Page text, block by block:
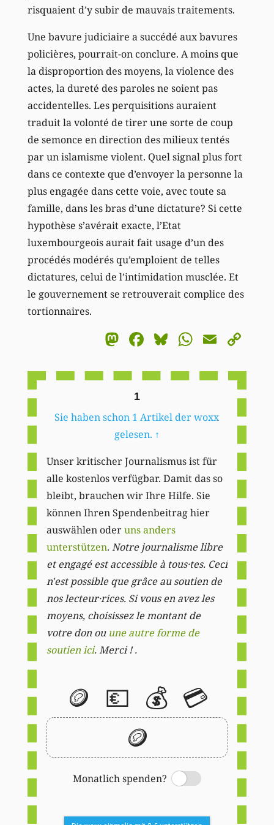
risquaient d’y subir de mauvais traitements.
Une bavure judiciaire a succédé aux bavures
policières, pourrait-on conclure. A moins que
la disproportion des moyens, la violence des
actes, la dureté des paroles ne soient pas
accidentelles. Les perquisitions auraient
traduit la volonté de tirer une sorte de coup
de semonce en direction des milieux tentés
par un islamisme violent. Quel signal plus fort
dans ce contexte que d’envoyer la personne la
plus engagée dans cette voie, avec toute sa
famille, dans les bras d’une dictature? Si cette
hypothèse s’avérait exacte, l’Etat
luxembourgeois aurait fait usage d’un des
procédés modérés qu’emploient de telles
dictatures, celui de l’intimidation musclée. Et
le gouvernement se retrouverait complice des
tortionnaires.
Mastodon
Facebook
BlueskyEmail
1
Sie haben schon 1 Artikel der woxx
gelesen. ↑
Unser kritischer Journalismus ist für
alle kostenlos verfügbar. Damit das so
bleibt, brauchen wir Ihre Hilfe. Sie
können Ihren Spendenbeitrag hier
auswählen oderuns anders
unterstützen. Notre journalisme libre
et engagé est accessible à tous·tes. Ceci
n'est possible que grâce au soutien de
nos lecteur·rices. Si vous en avez les
moyens, choisissez le montant de
votre don ou une autre forme de
soutien ici. Merci ! .
🪙 💶 💰 💳
🪙
Monatlich spenden?
Switch